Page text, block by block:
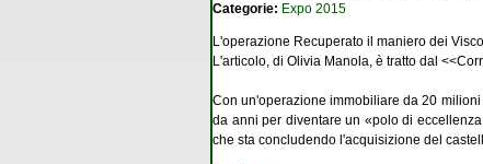
Categorie: Expo 2015
L'operazione Recuperato il maniero dei
L'articolo, di Olivia Manola, è tratto dal
Con un'operazione immobiliare da 20
da anni per diventare un «polo di
che sta concludendo l'acquisizione del